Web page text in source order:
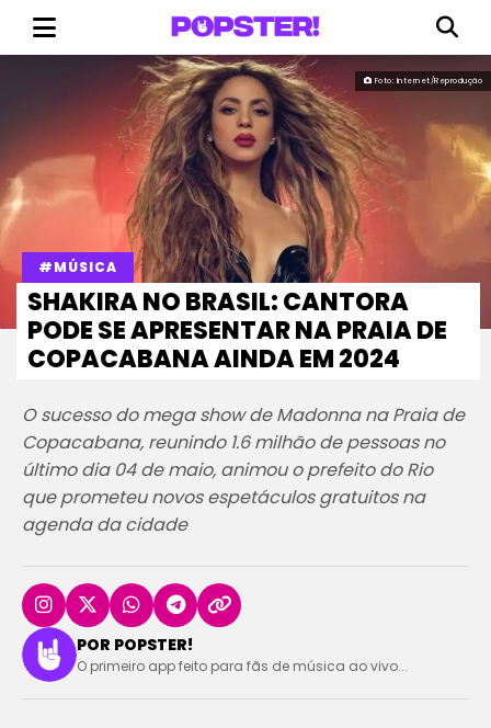
Foto: Internet/Reprodução
#MÚSICA
SHAKIRA NO BRASIL: CANTORA
PODE SE APRESENTAR NA PRAIA DE
COPACABANA AINDA EM 2024
O sucesso do mega show de Madonna na Praia de
Copacabana, reunindo 1.6 milhão de pessoas no
último dia 04 de maio, animou o prefeito do Rio
que prometeu novos espetáculos gratuitos na
agenda da cidade
POR POPSTER!
O primeiro app feito para fãs de música ao vivo...